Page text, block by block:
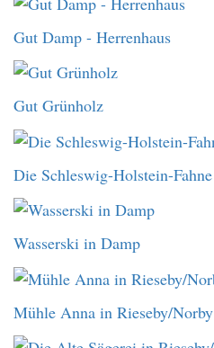
Gut Damp - Herrenhaus
Gut Grünholz
Die Schleswig-Holstein-Fahne
Wasserski in Damp
Mühle Anna in Rieseby/Norby